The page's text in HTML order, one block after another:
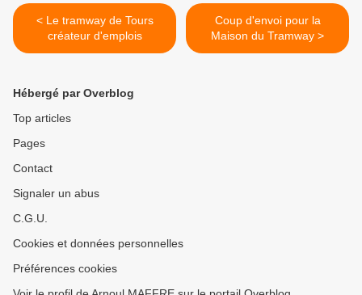
< Le tramway de Tours
créateur d'emplois
Coup d'envoi pour la
Maison du Tramway >
Hébergé par Overblog
Top articles
Pages
Contact
Signaler un abus
C.G.U.
Cookies et données personnelles
Préférences cookies